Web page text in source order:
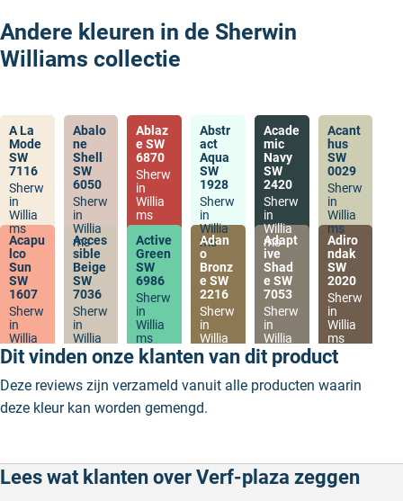
Andere kleuren in de Sherwin
Williams collectie
A La
Mode
SW
7116
Sherw
in
Willia
ms
Abalo
ne
Shell
SW
6050
Sherw
in
Willia
ms
Ablaz
e SW
6870
Sherw
in
Willia
ms
Abstr
act
Aqua
SW
1928
Sherw
in
Willia
ms
Acade
mic
Navy
SW
2420
Sherw
in
Willia
ms
Acant
hus
SW
0029
Sherw
in
Willia
ms
Acapu
lco
Sun
SW
1607
Sherw
in
Willia
ms
Acces
sible
Beige
SW
7036
Sherw
in
Willia
ms
Active
Green
SW
6986
Sherw
in
Willia
ms
Adan
o
Bronz
e SW
2216
Sherw
in
Willia
ms
Adapt
ive
Shad
e SW
7053
Sherw
in
Willia
ms
Adiro
ndak
SW
2020
Sherw
in
Willia
ms
Dit vinden onze klanten van dit product
Deze reviews zijn verzameld vanuit alle producten waarin
deze kleur kan worden gemengd.
Lees wat klanten over Verf-plaza zeggen